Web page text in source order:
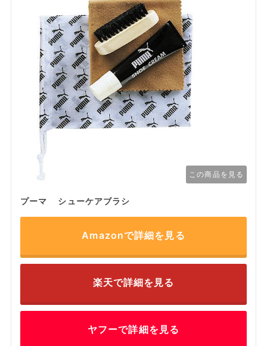
この商品を見る
プーマ シューケアブラシ
Amazonで詳細を見る
楽天で詳細を見る
ヤフーで詳細を見る